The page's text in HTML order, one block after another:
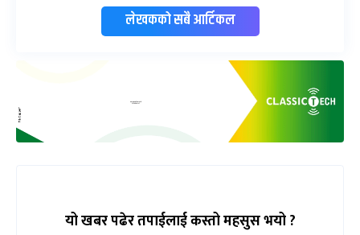
लेखकको सबै आर्टिकल
यो खबर पढेर तपाईलाई कस्तो महसुस भयो ?